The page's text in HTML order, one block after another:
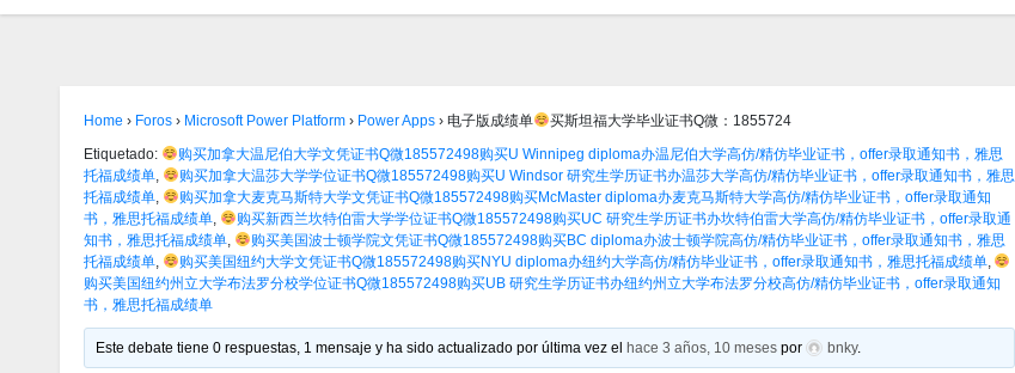
Home › Foros › Microsoft Power Platform › Power Apps › 电子版成绩单
买斯坦福大学毕业证书Q微：1855724
Etiquetado:
购买加拿大温尼伯大学文凭证书Q微185572498购买U Winnipeg diploma办温尼伯大学高仿/精仿毕业证书，offer录取通知书，雅思
托福成绩单
购买加拿大温莎大学学位证书Q微185572498购买U Windsor 研究生学历证书办温莎大学高仿/精仿毕业证书，offer录取通知书，雅思
托福成绩单
购买加拿大麦克马斯特大学文凭证书Q微185572498购买McMaster diploma办麦克马斯特大学高仿/精仿毕业证书，offer录取通知
书，雅思托福成绩单
购买新西兰坎特伯雷大学学位证书Q微185572498购买UC 研究生学历证书办坎特伯雷大学高仿/精仿毕业证书，offer录取通
知书，雅思托福成绩单
购买美国波士顿学院文凭证书Q微185572498购买BC diploma办波士顿学院高仿/精仿毕业证书，offer录取通知书，雅思
托福成绩单
购买美国纽约大学文凭证书Q微185572498购买NYU diploma办纽约大学高仿/精仿毕业证书，offer录取通知书，雅思托福成绩单,
购买美国纽约州立大学布法罗分校学位证书Q微185572498购买UB 研究生学历证书办纽约州立大学布法罗分校高仿/精仿毕业证书，offer录取通知
书，雅思托福成绩单
Este debate tiene 0 respuestas, 1 mensaje y ha sido actualizado por última vez elhace 3 años, 10 meses por bnky.